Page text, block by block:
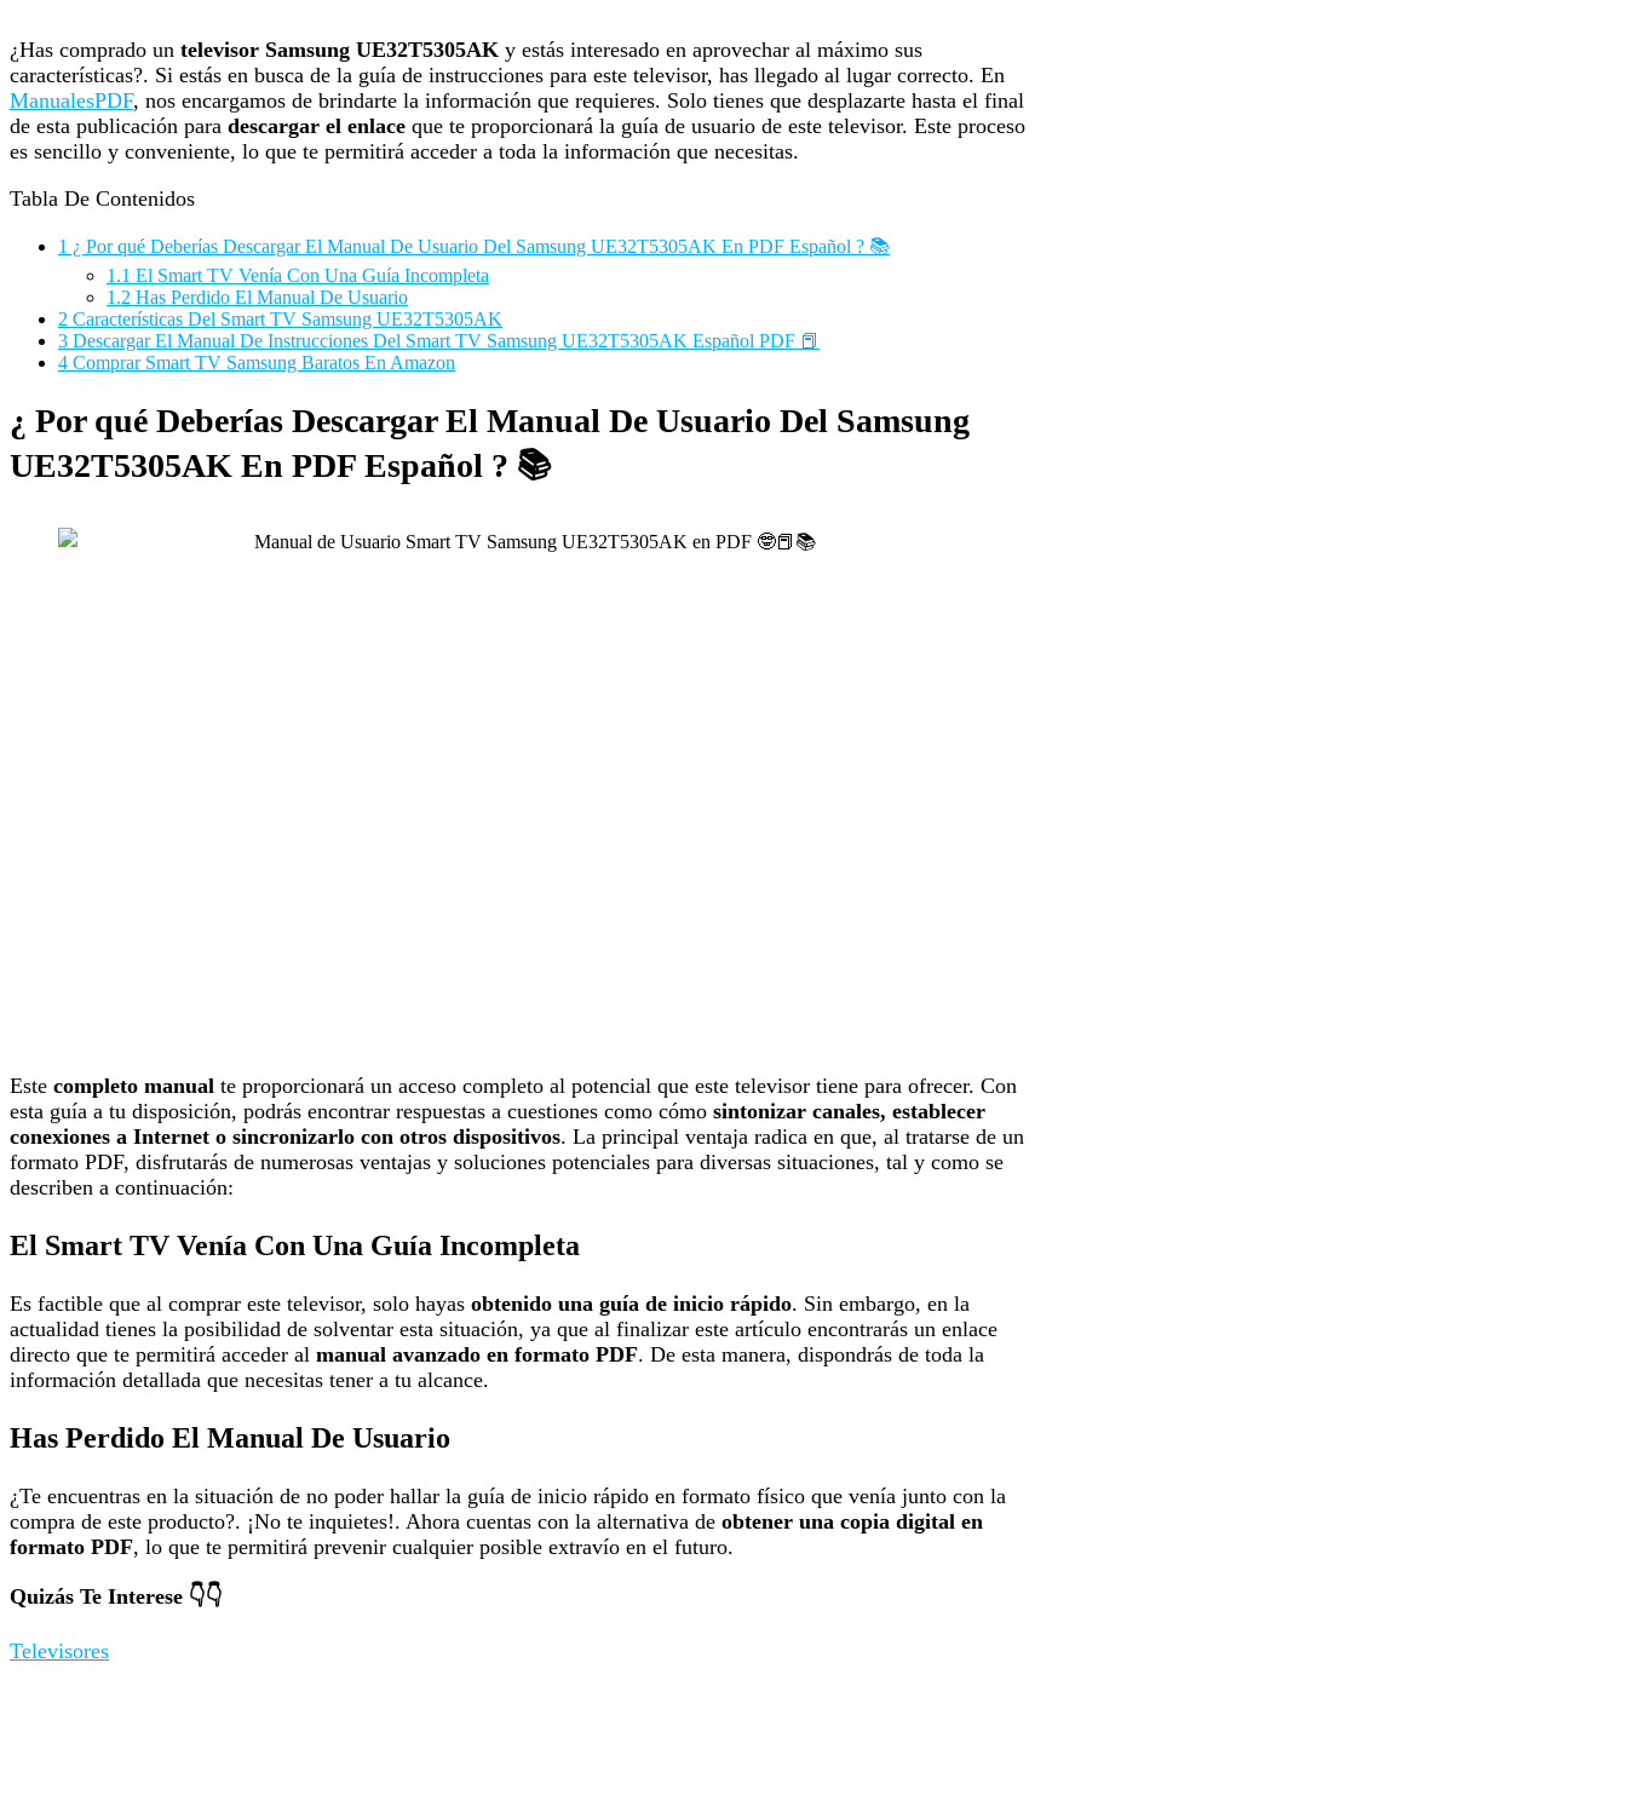
¿Has comprado un televisor Samsung UE32T5305AK y estás interesado en aprovechar al máximo sus
características?. Si estás en busca de la guía de instrucciones para este televisor, has llegado al lugar correcto. En
ManualesPDF, nos encargamos de brindarte la información que requieres. Solo tienes que desplazarte hasta el final
de esta publicación para descargar el enlace que te proporcionará la guía de usuario de este televisor. Este proceso
es sencillo y conveniente, lo que te permitirá acceder a toda la información que necesitas.
Tabla De Contenidos
1 ¿ Por qué Deberías Descargar El Manual De Usuario Del Samsung UE32T5305AK En PDF Español ? 📚
1.1 El Smart TV Venía Con Una Guía Incompleta
1.2 Has Perdido El Manual De Usuario
2 Características Del Smart TV Samsung UE32T5305AK
3 Descargar El Manual De Instrucciones Del Smart TV Samsung UE32T5305AK Español PDF 📕
4 Comprar Smart TV Samsung Baratos En Amazon
¿ Por qué Deberías Descargar El Manual De Usuario Del Samsung
UE32T5305AK En PDF Español ? 📚
Este completo manual te proporcionará un acceso completo al potencial que este televisor tiene para ofrecer. Con
esta guía a tu disposición, podrás encontrar respuestas a cuestiones como cómo sintonizar canales, establecer
conexiones a Internet o sincronizarlo con otros dispositivos. La principal ventaja radica en que, al tratarse de un
formato PDF, disfrutarás de numerosas ventajas y soluciones potenciales para diversas situaciones, tal y como se
describen a continuación:
El Smart TV Venía Con Una Guía Incompleta
Es factible que al comprar este televisor, solo hayas obtenido una guía de inicio rápido. Sin embargo, en la
actualidad tienes la posibilidad de solventar esta situación, ya que al finalizar este artículo encontrarás un enlace
directo que te permitirá acceder al manual avanzado en formato PDF. De esta manera, dispondrás de toda la
información detallada que necesitas tener a tu alcance.
Has Perdido El Manual De Usuario
¿Te encuentras en la situación de no poder hallar la guía de inicio rápido en formato físico que venía junto con la
compra de este producto?. ¡No te inquietes!. Ahora cuentas con la alternativa de obtener una copia digital en
formato PDF, lo que te permitirá prevenir cualquier posible extravío en el futuro.
Quizás Te Interese 👇👇
Televisores